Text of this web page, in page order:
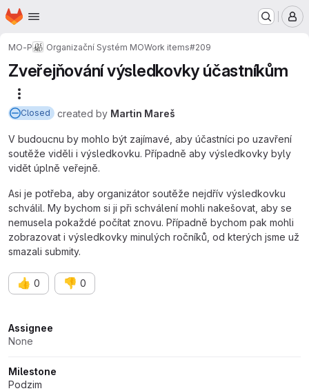
Skip to main content
Homepage
MO-P Organizační Systém MOWork items#209
Zveřejňování výsledkovky účastníkům
Closed created by Martin Mareš
V budoucnu by mohlo být zajímavé, aby účastníci po uzavření
soutěže viděli i výsledkovku. Případně aby výsledkovky byly
vidět úplně veřejně.
Asi je potřeba, aby organizátor soutěže nejdřív výsledkovku
schválil. My bychom si ji při schválení mohli nakešovat, aby se
nemusela pokaždé počítat znovu. Případně bychom pak mohli
zobrazovat i výsledkovky minulých ročníků, od kterých jsme už
smazali submity.
👍 0 👎 0
Attributes
Assignee
None
Milestone
Podzim